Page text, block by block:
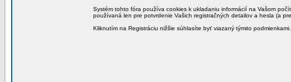
Systém tohto fóra používa cookies k ukladaniu informácií na Vašom
používaná len pre potvrdenie Vašich registračných detailov a hesla (a
Kliknutím na Registráciu nižšie súhlasíte byť viazaný týmito podmienkami.